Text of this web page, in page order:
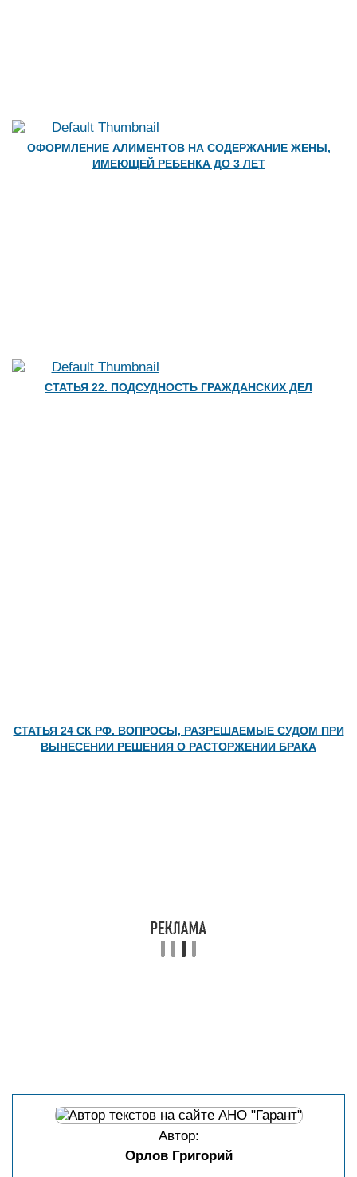
ОФОРМЛЕНИЕ АЛИМЕНТОВ НА СОДЕРЖАНИЕ ЖЕНЫ,
ИМЕЮЩЕЙ РЕБЕНКА ДО 3 ЛЕТ
СТАТЬЯ 22. ПОДСУДНОСТЬ ГРАЖДАНСКИХ ДЕЛ
СТАТЬЯ 24 СК РФ. ВОПРОСЫ, РАЗРЕШАЕМЫЕ СУДОМ ПРИ
ВЫНЕСЕНИИ РЕШЕНИЯ О РАСТОРЖЕНИИ БРАКА
Автор:
Орлов Григорий